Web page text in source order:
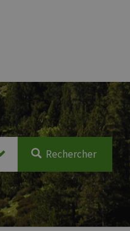
Rechercher